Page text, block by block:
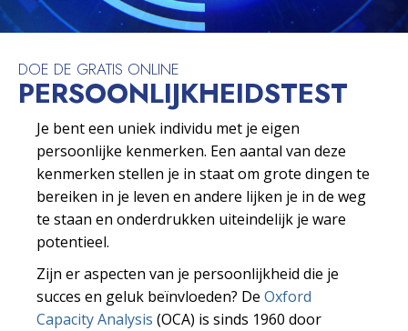
DOE DE GRATIS ONLINE
PERSOONLIJKHEIDS­TEST
Je bent een uniek individu met je eigen
persoonlijke kenmerken. Een aantal van deze
kenmerken stellen je in staat om grote dingen te
bereiken in je leven en andere lijken je in de weg
te staan en onderdrukken uiteindelijk je ware
potentieel.
Zijn er aspecten van je persoonlijkheid die je
succes en geluk beïnvloeden? De Oxford
Capacity Analysis (OCA) is sinds 1960 door